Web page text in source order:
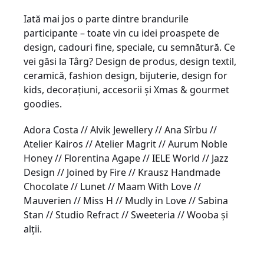
Iată mai jos o parte dintre brandurile
participante – toate vin cu idei proaspete de
design, cadouri fine, speciale, cu semnătură. Ce
vei găsi la Târg? Design de produs, design textil,
ceramică, fashion design, bijuterie, design for
kids, decorațiuni, accesorii și Xmas & gourmet
goodies.
Adora Costa // Alvik Jewellery // Ana Sîrbu //
Atelier Kairos // Atelier Magrit // Aurum Noble
Honey // Florentina Agape // IELE World // Jazz
Design // Joined by Fire // Krausz Handmade
Chocolate // Lunet // Maam With Love //
Mauverien // Miss H // Mudly in Love // Sabina
Stan // Studio Refract // Sweeteria // Wooba și
alții.